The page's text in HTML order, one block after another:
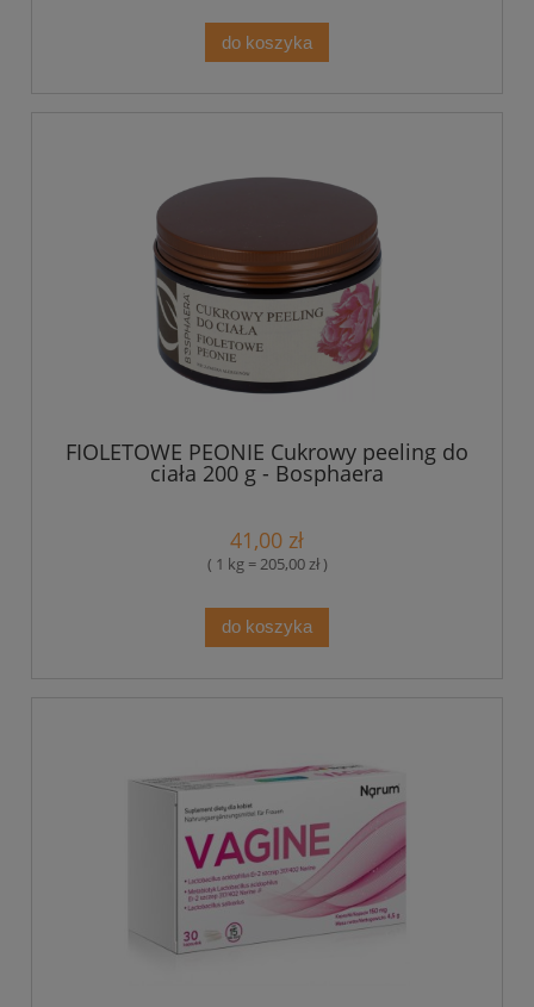
do koszyka
FIOLETOWE PEONIE Cukrowy peeling do
ciała 200 g - Bosphaera
41,00 zł
( 1 kg = 205,00 zł )
do koszyka